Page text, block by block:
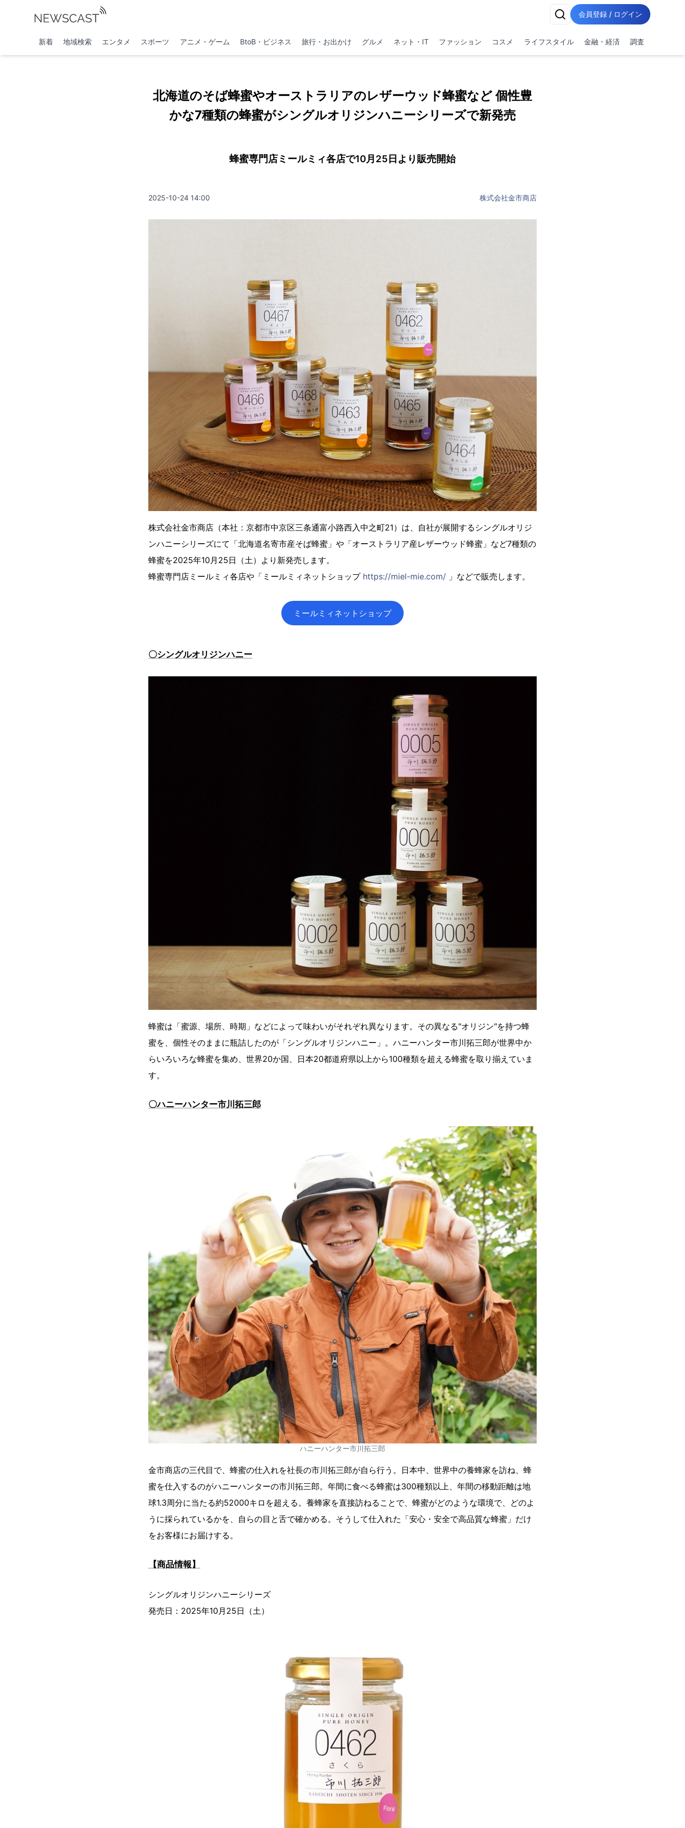
会員登録 / ログイン
新着 地域検索 エンタメ スポーツ アニメ・ゲーム BtoB・ビジネス 旅行・お出かけ グルメ ネット・IT ファッション コスメ ライフスタイル 金融・経済 調査
北海道のそば蜂蜜やオーストラリアのレザーウッド蜂蜜など 個性豊
かな7種類の蜂蜜がシングルオリジンハニーシリーズで新発売
蜂蜜専門店ミールミィ各店で10月25日より販売開始
2025-10-24 14:00 株式会社金市商店
株式会社金市商店（本社：京都市中京区三条通富小路西入中之町21）は、自社が展開するシングルオリジ
ンハニーシリーズにて「北海道名寄市産そば蜂蜜」や「オーストラリア産レザーウッド蜂蜜」など7種類の
蜂蜜を2025年10月25日（土）より新発売します。
蜂蜜専門店ミールミィ各店や「ミールミィネットショップ https://miel-mie.com/ 」などで販売します。
ミールミィネットショップ
〇シングルオリジンハニー
蜂蜜は「蜜源、場所、時期」などによって味わいがそれぞれ異なります。その異なる"オリジン"を持つ蜂
蜜を、個性そのままに瓶詰したのが「シングルオリジンハニー」。ハニーハンター市川拓三郎が世界中か
らいろいろな蜂蜜を集め、世界20か国、日本20都道府県以上から100種類を超える蜂蜜を取り揃えていま
す。
〇ハニーハンター市川拓三郎
ハニーハンター市川拓三郎
金市商店の三代目で、蜂蜜の仕入れを社長の市川拓三郎が自ら行う。日本中、世界中の養蜂家を訪ね、蜂
蜜を仕入するのがハニーハンターの市川拓三郎。年間に食べる蜂蜜は300種類以上、年間の移動距離は地
球1.3周分に当たる約52000キロを超える。養蜂家を直接訪ねることで、蜂蜜がどのような環境で、どのよ
うに採られているかを、自らの目と舌で確かめる。そうして仕入れた「安心・安全で高品質な蜂蜜」だけ
をお客様にお届けする。
【商品情報】
シングルオリジンハニーシリーズ
発売日：2025年10月25日（土）